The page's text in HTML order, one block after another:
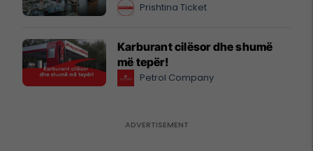
Prishtina Ticket
Karburant cilësor dhe shumë
më tepër!
Petrol Company